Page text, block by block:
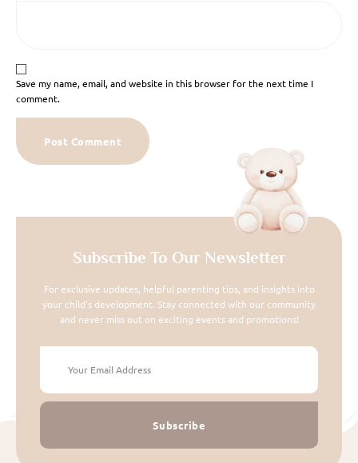
Save my name, email, and website in this browser for the next time I
comment.
Subscribe To Our Newsletter
For exclusive updates, helpful parenting tips, and insights into
your child's development. Stay connected with our community
and never miss out on exciting events and promotions!
Subscribe